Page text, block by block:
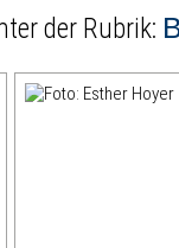
der Rubrik: